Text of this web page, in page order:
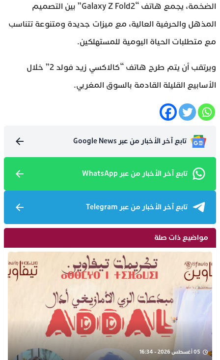
الضخمة، يجمع هاتف “Galaxy Z Fold2” بين التصميم
المذهل والحرفية العالية، مع ميزات جديدة ومتنوعة تتناسب
مع متطلبات الحياة اليومية للمستهلكين.
ويرتقب أن يتم طرح هاتف “كالاكسي زيد فولد 2” خلال
الأسابيع القليلة القادمة بالسوق المغربي.
تابع آخر الأخبار من عبر Google News
تابع آخر الأخبار من عبر WhatsApp
تابع آخر الأخبار من عبر Telegram
مواضيع ذات صلة
05 أغسطس 2026 - 16:34